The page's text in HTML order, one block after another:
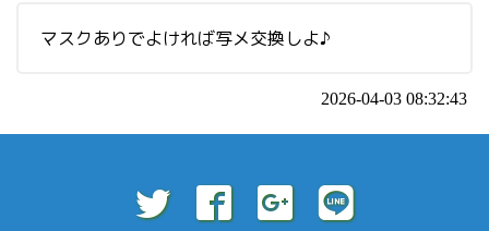
マスクありでよければ写メ交換しよ♪
2026-04-03 08:32:43